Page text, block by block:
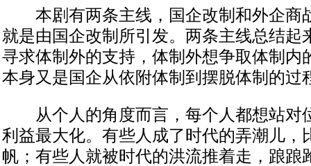
本剧有两条主线，国企改制和外企商
就是由国企改制所引发。两条主线总结起
寻求体制外的支持，体制外想争取体制内
本身又是国企从依附体制到摆脱体制的过
从个人的角度而言，每个人都想站对
利益最大化。有些人成了时代的弄潮儿，
帆；有些人就被时代的洪流推着走，踉踉